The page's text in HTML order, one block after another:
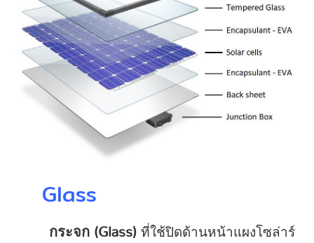
Glass
กระจก (Glass) ที่ใช้ปิดด้านหน้าแผงโซล่าร์